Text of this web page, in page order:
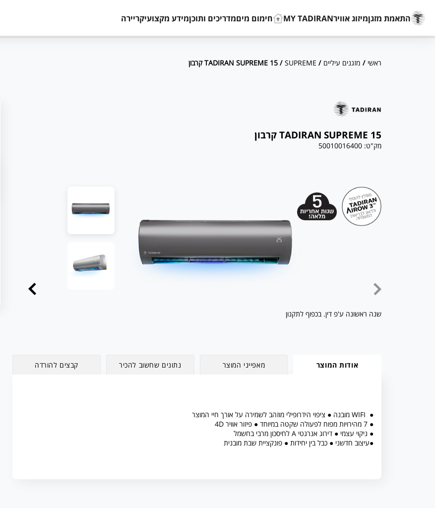
התאמת מזגןמיזוג אווירMY TADIRAN חימום מיםמדריכים ותוכןמידע מקצועיקריירה
ראשי / מזגנים עיליים /
SUPREME / TADIRAN SUPREME 15 קרבון
TADIRAN SUPREME 15 קרבון
מק"ט:50010016400
שנה ראשונה ע'פ דין. בכפוף לתקנון
אודות המוצר מאפייני המוצר נתונים שחשוב להכיר קבצים להורדה
● WIFI מובנה ● ציפוי הידרופילי מוזהב לשמירה על אורך חיי המוצר
● 7 מהירויות מפוח לפעולה שקטה במיוחד ● פיזור אוויר 4D
● ניקוי עצמי ● דירוג אנרגטי A לחיסכון מרבי בחשמל
●עיצוב חדשני ● כבל בין יחידות ● פונקציית שבת מובנית